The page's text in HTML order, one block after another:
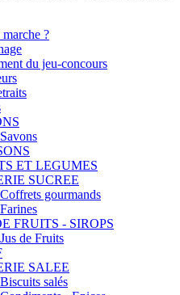
?
du jeu-concours
Savons
ET LEGUMES
SUCREE
Coffrets gourmands
Farines
FRUITS - SIROPS
Jus de Fruits
SALEE
Biscuits salés